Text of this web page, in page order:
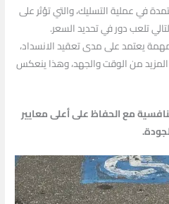
في عملية التسليك، والتي تؤثر على
تلعب دور في تحديد السعر.
يعتمد على مدى تعقيد الانسداد،
من الوقت والجهد، وهذا ينعكس
مع الحفاظ على أعلى معايير